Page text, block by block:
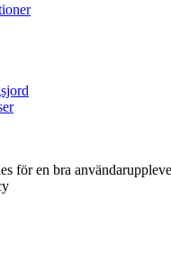
för en bra